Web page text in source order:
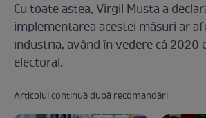
Cu toate astea, Virgil Musta a
implementarea acestei măsuri ar
industria, având în vedere că 2020
electoral.
Articolul continuă după recomandări